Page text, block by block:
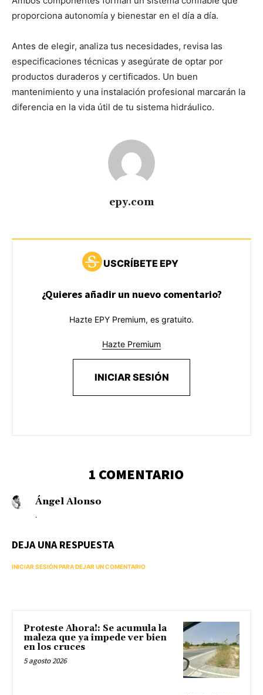
proporciona autonomía y bienestar en el día a día.
Antes de elegir, analiza tus necesidades, revisa las
especificaciones técnicas y asegúrate de optar por
productos duraderos y certificados. Un buen
mantenimiento y una instalación profesional marcarán la
diferencia en la vida útil de tu sistema hidráulico.
epy.com
USCRÍBETE EPY
¿Quieres añadir un nuevo comentario?
Hazte EPY Premium, es gratuito.
Hazte Premium
INICIAR SESIÓN
1 COMENTARIO
Ángel Alonso
.
DEJA UNA RESPUESTA
INICIAR SESIÓN PARA DEJAR UN COMENTARIO
Proteste Ahora!: Se acumula la
maleza que ya impede ver bien
en los cruces
5 agosto 2026